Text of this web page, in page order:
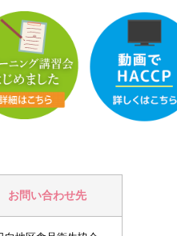
お問い合わせ先